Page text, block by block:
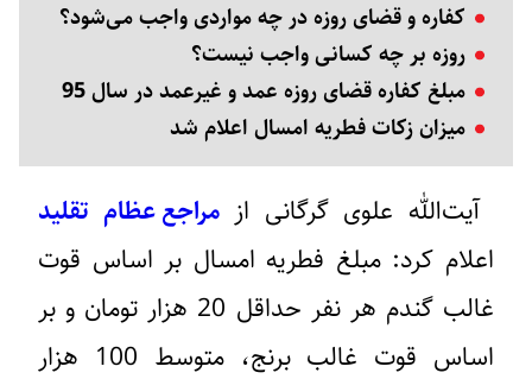
کفاره و قضای روزه در چه مواردی واجب می‌شود؟
روزه بر چه کسانی واجب نیست؟
مبلغ کفاره قضای روزه عمد و غیرعمد در سال 95
میزان زکات فطریه امسال اعلام شد
آیت‌الله علوی گرگانی ازمراجع عظام تقلید
اعلام کرد‌: مبلغ فطریه امسال بر اساس قوت
غالب گندم هر نفر حداقل 20 هزار تومان و بر
اساس قوت غالب برنج، متوسط 100 هزار